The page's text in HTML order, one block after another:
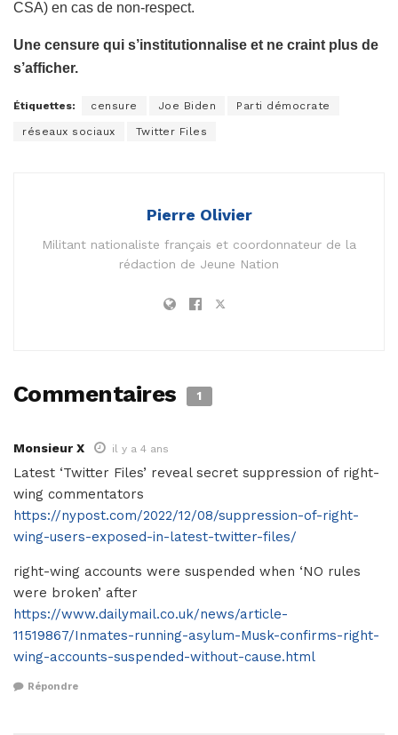
CSA) en cas de non-respect.
Une censure qui s’institutionnalise et ne craint plus de
s’afficher.
Étiquettes: censure Joe Biden Parti démocrate
réseaux sociaux Twitter Files
Pierre Olivier
Militant nationaliste français et coordonnateur de la
rédaction de Jeune Nation
Commentaires 1
Monsieur X il y a 4 ans
Latest ‘Twitter Files’ reveal secret suppression of right-
wing commentators
https://nypost.com/2022/12/08/suppression-of-right-
wing-users-exposed-in-latest-twitter-files/
right-wing accounts were suspended when ‘NO rules
were broken’ after
https://www.dailymail.co.uk/news/article-
11519867/Inmates-running-asylum-Musk-confirms-right-
wing-accounts-suspended-without-cause.html
Répondre